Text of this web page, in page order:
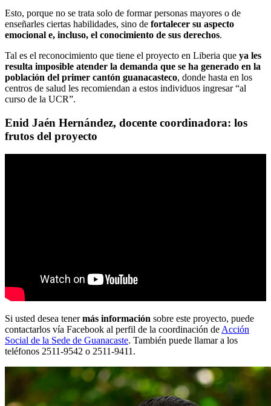
Esto, porque no se trata solo de formar personas mayores o de
enseñarles ciertas habilidades, sino de fortalecer su aspecto
emocional e, incluso, el conocimiento de sus derechos.
Tal es el reconocimiento que tiene el proyecto en Liberia que ya les
resulta imposible atender la demanda que se ha generado en la
población del primer cantón guanacasteco, donde hasta en los
centros de salud les recomiendan a estos individuos ingresar “al
curso de la UCR”.
Enid Jaén Hernández, docente coordinadora: los
frutos del proyecto
Si usted desea tenermás información sobre este proyecto, puede
contactarlos vía Facebook al perfil de la coordinación de Acción
Social de la Sede de Guanacaste. También puede llamar a los
teléfonos 2511-9542 o 2511-9411.